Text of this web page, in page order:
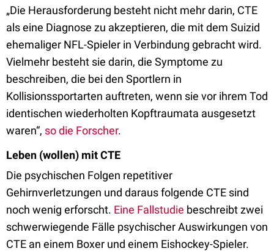
„Die Herausforderung besteht nicht mehr darin, CTE
als eine Diagnose zu akzeptieren, die mit dem Suizid
ehemaliger NFL-Spieler in Verbindung gebracht wird.
Vielmehr besteht sie darin, die Symptome zu
beschreiben, die bei den Sportlern in
Kollisionssportarten auftreten, wenn sie vor ihrem Tod
identischen wiederholten Kopftraumata ausgesetzt
waren“, so die Forscher.
Leben (wollen) mit CTE
Die psychischen Folgen repetitiver
Gehirnverletzungen und daraus folgende CTE sind
noch wenig erforscht. Eine Fallstudie beschreibt zwei
schwerwiegende Fälle psychischer Auswirkungen von
CTE an einem Boxer und einem Eishockey-Spieler.